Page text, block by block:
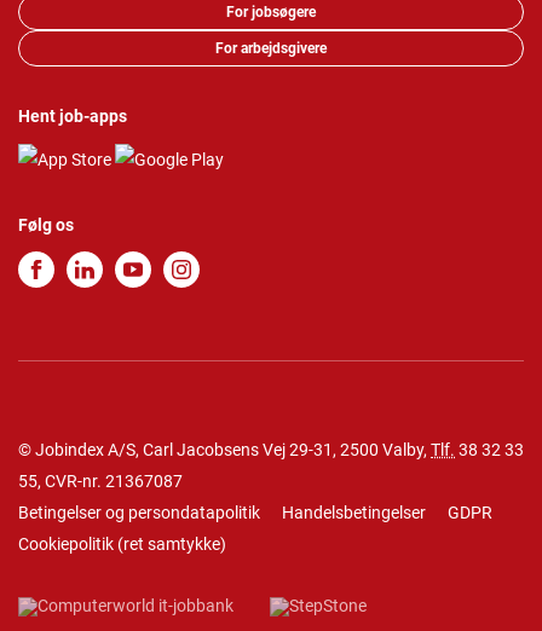
For jobsøgere
For arbejdsgivere
Hent job-apps
Følg os
© Jobindex A/S, Carl Jacobsens Vej 29-31, 2500 Valby, Tlf. 38 32 33
55, CVR-nr. 21367087
Betingelser og persondatapolitik
Handelsbetingelser
GDPR
Cookiepolitik (ret samtykke)